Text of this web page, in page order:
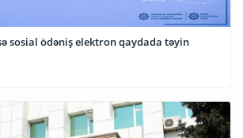
sosial ödəniş elektron qaydada təyin